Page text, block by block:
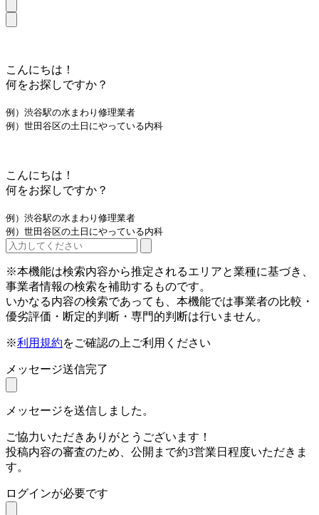
こんにちは！
何をお探しですか？
例）渋谷駅の水まわり修理業者
例）世田谷区の土日にやっている内科
こんにちは！
何をお探しですか？
例）渋谷駅の水まわり修理業者
例）世田谷区の土日にやっている内科
※本機能は検索内容から推定されるエリアと業種に基づき、
事業者情報の検索を補助するものです。
いかなる内容の検索であっても、本機能では事業者の比較・
優劣評価・断定的判断・専門的判断は行いません。
※利用規約をご確認の上ご利用ください
メッセージ送信完了
メッセージを送信しました。
ご協力いただきありがとうございます！
投稿内容の審査のため、公開まで約3営業日程度いただきま
す。
ログインが必要です